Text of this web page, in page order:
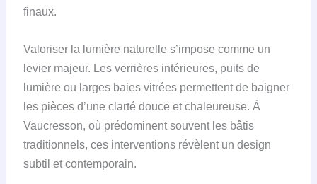
finaux.
Valoriser la lumière naturelle s’impose comme un
levier majeur. Les verrières intérieures, puits de
lumière ou larges baies vitrées permettent de baigner
les pièces d’une clarté douce et chaleureuse. À
Vaucresson, où prédominent souvent les bâtis
traditionnels, ces interventions révèlent un design
subtil et contemporain.